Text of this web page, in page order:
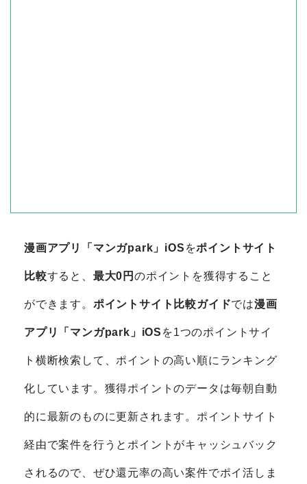
漫画アプリ「マンガpark」iOS をポイントサイト
比較すると、 最大0円のポイントを獲得すること
ができます。 ポイントサイト比較ガイドでは漫画
アプリ「マンガpark」iOS を1つのポイントサイ
ト横断検索して、ポイントの高い順にランキング
化しています。獲得ポイントのデータは毎朝自動
的に最新のものに更新されます。ポイントサイト
経由で案件を行うとポイントがキャッシュバック
されるので、ぜひ還元率の高い案件でポイ活しま